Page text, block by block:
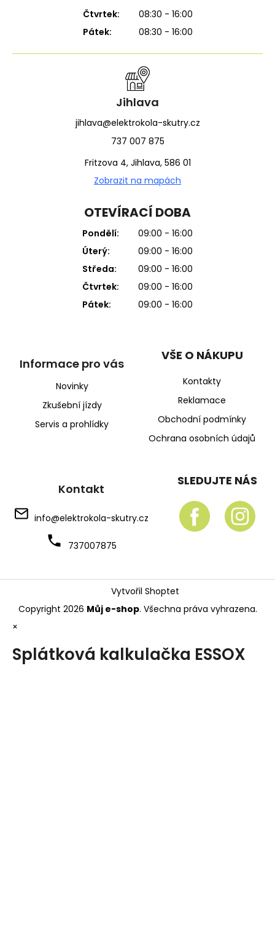
Čtvrtek:
08:30 - 16:00
Pátek:
08:30 - 16:00
Jihlava
jihlava@elektrokola-skutry.cz
737 007 875
Fritzova 4, Jihlava, 586 01
Zobrazit na mapách
OTEVÍRACÍ DOBA
Pondělí:
09:00 - 16:00
Úterý:
09:00 - 16:00
Středa:
09:00 - 16:00
Čtvrtek:
09:00 - 16:00
Pátek:
09:00 - 16:00
Informace pro vás
Novinky
Zkušební jízdy
Servis a prohlídky
VŠE O NÁKUPU
Kontakty
Reklamace
Obchodní podmínky
Ochrana osobních údajů
Kontakt
info@elektrokola-skutry.cz
737007875
SLEDUJTE NÁS
Vytvořil Shoptet
Copyright 2026 Můj e-shop. Všechna práva vyhrazena.
×
Splátková kalkulačka ESSOX